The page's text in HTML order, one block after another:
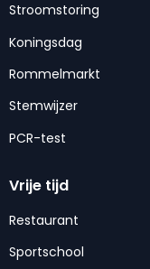
Stroomstoring
Koningsdag
Rommelmarkt
Stemwijzer
PCR-test
Vrije tijd
Restaurant
Sportschool